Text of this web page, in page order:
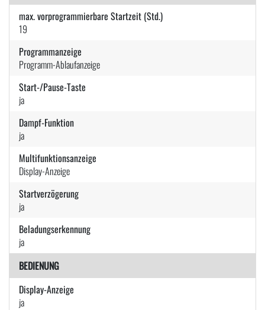
max. vorprogrammierbare Startzeit (Std.)
19
Programmanzeige
Programm-Ablaufanzeige
Start-/Pause-Taste
ja
Dampf-Funktion
ja
Multifunktionsanzeige
Display-Anzeige
Startverzögerung
ja
Beladungserkennung
ja
BEDIENUNG
Display-Anzeige
ja